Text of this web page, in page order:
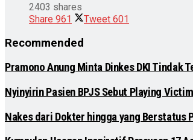
2403 shares
Share 961 Tweet 601
Recommended
Pramono Anung Minta Dinkes DKI Tindak
Nyinyirin Pasien BPJS Sebut Playing
Nakes dari Dokter hingga yang Berstatus